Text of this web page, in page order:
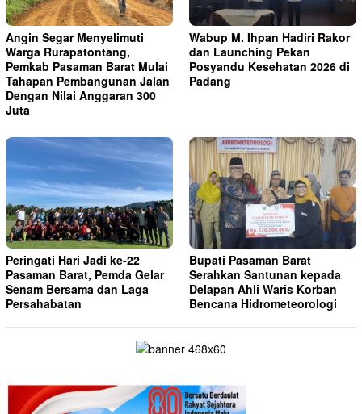
Angin Segar Menyelimuti
Warga Rurapatontang,
Pemkab Pasaman Barat Mulai
Tahapan Pembangunan Jalan
Dengan Nilai Anggaran 300
Juta
Wabup M. Ihpan Hadiri Rakor
dan Launching Pekan
Posyandu Kesehatan 2026 di
Padang
Peringati Hari Jadi ke-22
Pasaman Barat, Pemda Gelar
Senam Bersama dan Laga
Persahabatan
Bupati Pasaman Barat
Serahkan Santunan kepada
Delapan Ahli Waris Korban
Bencana Hidrometeorologi